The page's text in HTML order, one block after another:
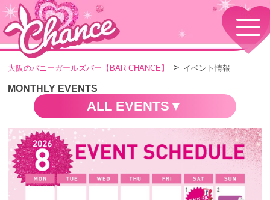
HOME
TOPページ
コンセプト
女の子情報
GALLERY
MENU
メニュー・料金
イベント情報
大阪のバニーガールズバー【BAR CHANCE】 イベント情報
MONTHLY EVENTS
ALL EVENTS